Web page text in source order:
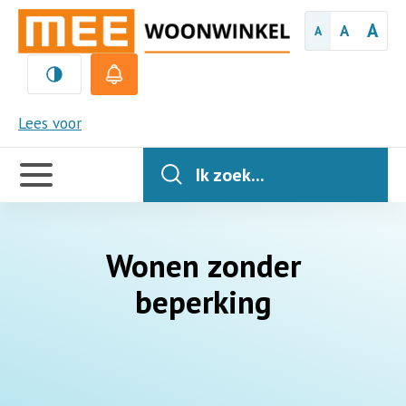
A A A
Lees voor
MEE
Handige
links
Ik zoek...
Wonen zonder
beperking